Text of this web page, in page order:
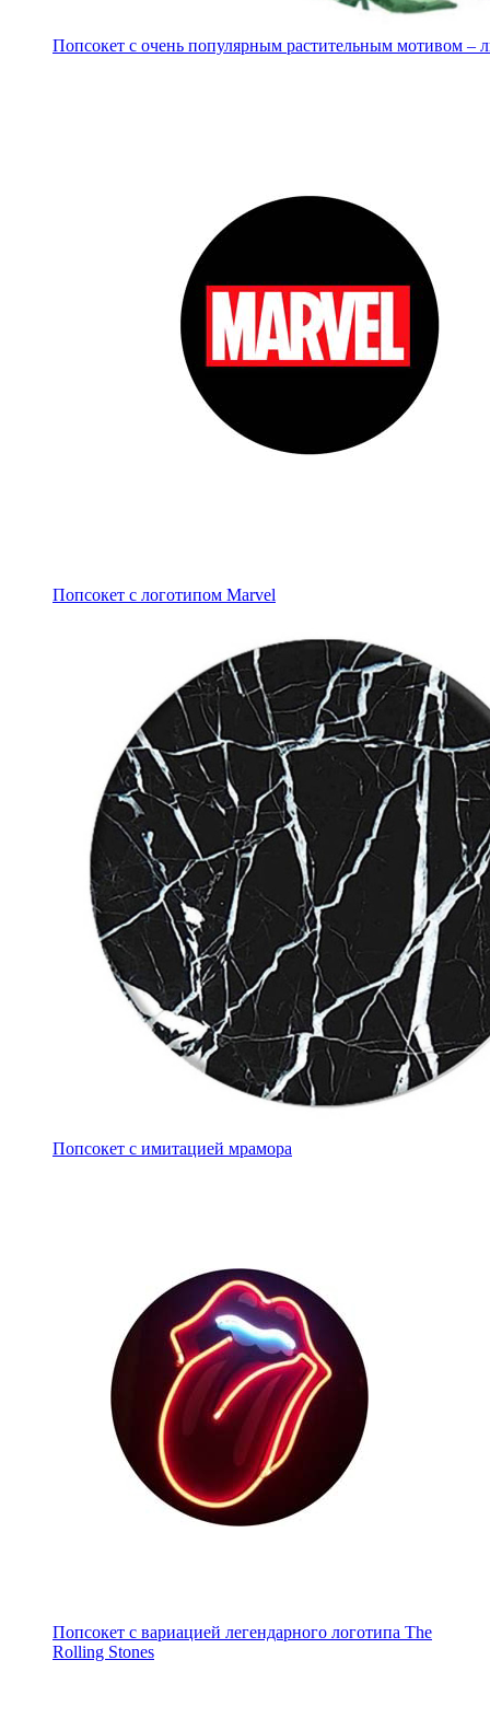
Попсокет с очень популярным растительным мотивом –
Попсокет с логотипом Marvel
Попсокет с имитацией мрамора
Попсокет с вариацией легендарного логотипа The
Rolling Stones